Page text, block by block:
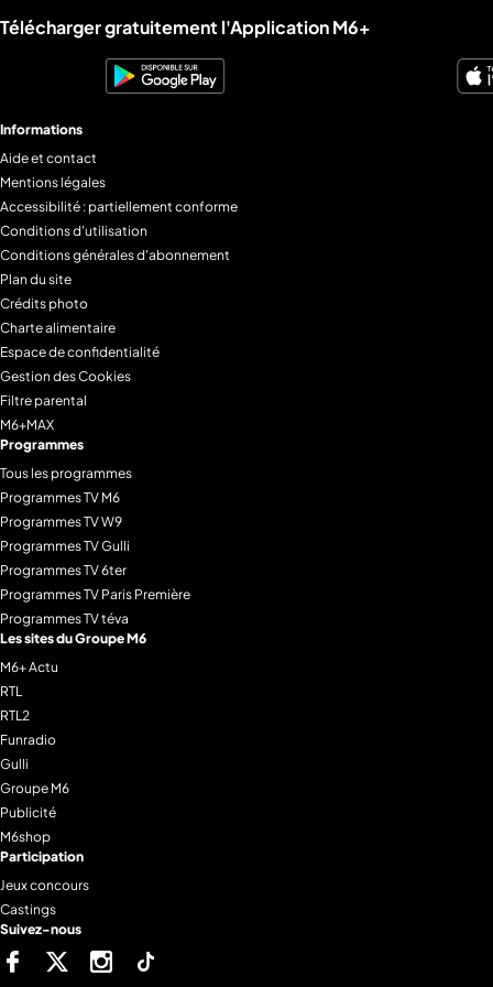
Liens utiles M6+.
Télécharger gratuitement l'Application M6+
Informations
Aide et contact
Mentions légales
Accessibilité : partiellement conforme
Conditions d'utilisation
Conditions générales d'abonnement
Plan du site
Crédits photo
Charte alimentaire
Espace de confidentialité
Gestion des Cookies
Filtre parental
M6+MAX
Programmes
Tous les programmes
Programmes TV M6
Programmes TV W9
Programmes TV Gulli
Programmes TV 6ter
Programmes TV Paris Première
Programmes TV téva
Les sites du Groupe M6
M6+ Actu
RTL
RTL2
Funradio
Gulli
Groupe M6
Publicité
M6shop
Participation
Jeux concours
Castings
Suivez-nous
FacebookTwitter Instagram